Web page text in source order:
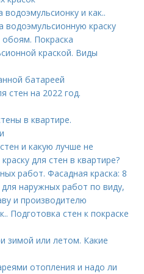
и как..
краску
Покраска
краской. Виды
батареей
стен на 2022 год.
в квартире.
и какую лучше не
для стен в квартире?
работ. Фасадная краска: 8
наружных работ по виду,
и производителю
Подготовка стен к покраске
зимой или летом. Какие
отопления и надо ли